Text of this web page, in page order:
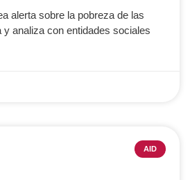
alerta sobre la pobreza de las
y analiza con entidades sociales
AID